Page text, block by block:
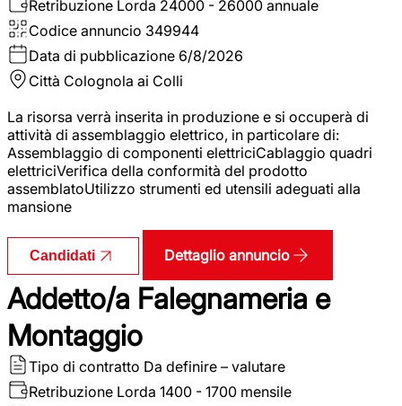
Retribuzione Lorda 24000 - 26000 annuale
Codice annuncio 349944
Data di pubblicazione 6/8/2026
Città Colognola ai Colli
La risorsa verrà inserita in produzione e si occuperà di
attività di assemblaggio elettrico, in particolare di:
Assemblaggio di componenti elettriciCablaggio quadri
elettriciVerifica della conformità del prodotto
assemblatoUtilizzo strumenti ed utensili adeguati alla
mansione
Candidati Dettaglio annuncio
Addetto/a Falegnameria e
Montaggio
Tipo di contratto Da definire – valutare
Retribuzione Lorda 1400 - 1700 mensile